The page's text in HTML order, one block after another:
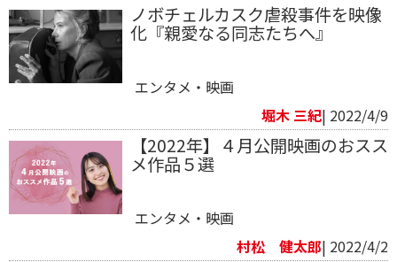
ノボチェルカスク虐殺事件を映像
化『親愛なる同志たちへ』
エンタメ・映画
堀木 三紀| 2022/4/9
【2022年】４月公開映画のおスス
メ作品５選
エンタメ・映画
村松 健太郎| 2022/4/2